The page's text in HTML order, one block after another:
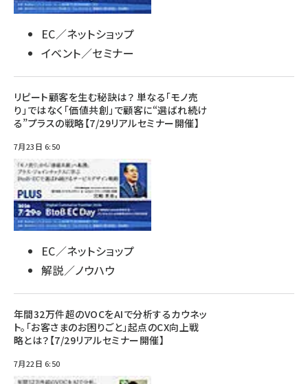
EC／ネットショップ
イベント／セミナー
リピート顧客を生む秘訣は？ 単なる「モノ売
り」ではなく「価値共創」で顧客に“選ばれ続け
る”プラスの戦略【7/29リアルセミナー開催】
7月23日 6:50
EC／ネットショップ
解説／ノウハウ
年間32万件超のVOCをAIで分析するカウネッ
ト。「お客さまのお困りごと」起点のCX向上戦
略とは？【7/29リアルセミナー開催】
7月22日 6:50